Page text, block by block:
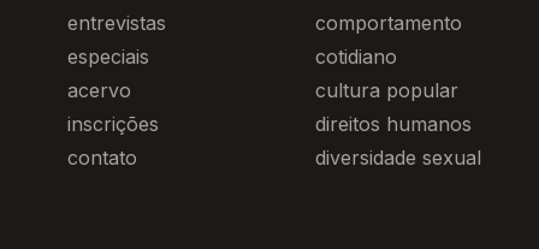
entrevistas
especiais
acervo
inscrições
contato
comportamento
cotidiano
cultura popular
direitos humanos
diversidade sexual